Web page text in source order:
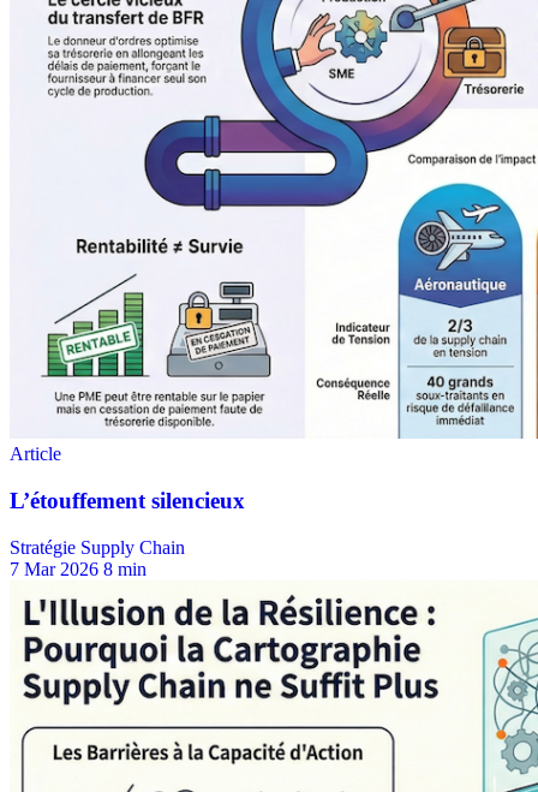
Stratégie Supply Chain
7 Mar 2026 8 min